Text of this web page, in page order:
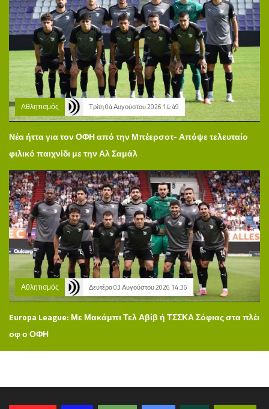
Αθλητισμός Τρίτη 04 Αυγούστου 2026 14:49
Νέα ήττα για τον ΟΦΗ από την Μπέερσοτ- Απόψε τελευταίο
φιλικό παιχνίδι με την Αλ Σαμάλ
Αθλητισμός Δευτέρα 03 Αυγούστου 2026 14:36
Europa League: Με Μακάμπι Τελ Αβίβ ή ΤΣΣΚΑ Σόφιας στα πλέι
οφ ο ΟΦΗ